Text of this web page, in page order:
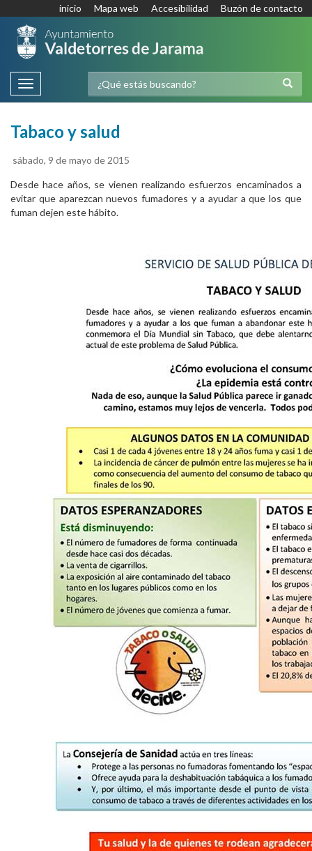
inicio Mapa web Accesibilidad Buzón de contacto
Toggle
navigation
Tabaco y salud
sábado, 9 de mayo de 2015
Desde hace años, se vienen realizando esfuerzos encaminados a
evitar que aparezcan nuevos fumadores y a ayudar a que los que
fuman dejen este hábito.